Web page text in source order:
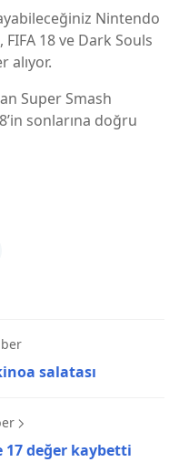
Nintendo
18 ve Dark Souls
alıyor.
Super Smash
sonlarına doğru
salatası
17 değer kaybetti